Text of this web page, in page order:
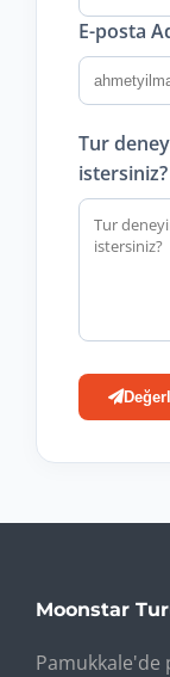
E-posta
Tur
istersiniz?
Moonstar